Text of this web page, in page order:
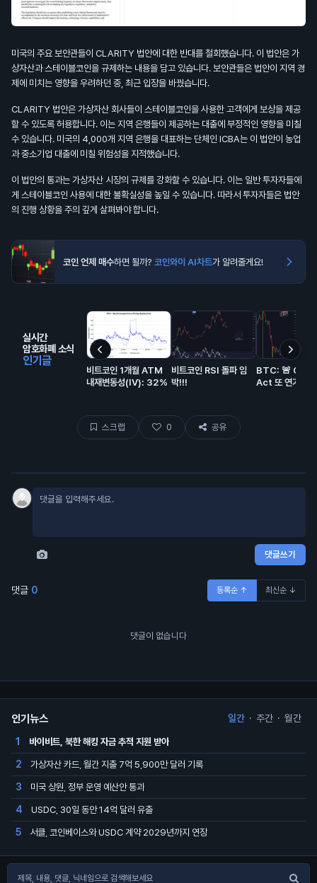
미국의 주요 보안관들이 CLARITY 법안에 대한 반대를 철회했습니다. 이 법안은 가
상자산과 스테이블코인을 규제하는 내용을 담고 있습니다. 보안관들은 법안이 지역 경
제에 미치는 영향을 우려하던 중, 최근 입장을 바꿨습니다.
CLARITY 법안은 가상자산 회사들이 스테이블코인을 사용한 고객에게 보상을 제공
할 수 있도록 허용합니다. 이는 지역 은행들이 제공하는 대출에 부정적인 영향을 미칠
수 있습니다. 미국의 4,000개 지역 은행을 대표하는 단체인 ICBA는 이 법안이 농업
과 중소기업 대출에 미칠 위험성을 지적했습니다.
이 법안의 통과는 가상자산 시장의 규제를 강화할 수 있습니다. 이는 일반 투자자들에
게 스테이블코인 사용에 대한 불확실성을 높일 수 있습니다. 따라서 투자자들은 법안
의 진행 상황을 주의 깊게 살펴봐야 합니다.
코인 언제 매수하면 될까? 코인와이 AI차트가 알려줄게요!
실시간
암호화폐 소식
인기글
비트코인 1개월 ATM
내재변동성(IV): 32%
비트코인 RSI 돌파 임
박!!!
BTC: 🚨
Act 또 연기…
스크랩 0 공유
댓글쓰기
댓글 0 등록순 ↑ 최신순 ↓
댓글이 없습니다
인기뉴스 일간 · 주간 · 월간
1 바이비트, 북한 해킹 자금 추적 지원 받아
2 가상자산 카드, 월간 지출 7억 5,900만 달러 기록
3 미국 상원, 정부 운영 예산안 통과
4 USDC, 30일 동안 14억 달러 유출
5 서클, 코인베이스와 USDC 계약 2029년까지 연장